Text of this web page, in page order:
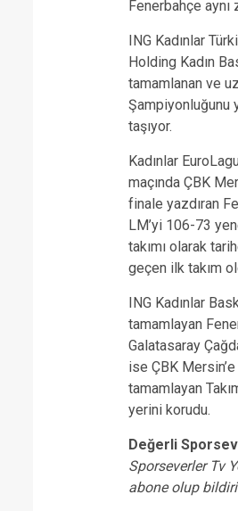
Fenerbahçe aynı
ING Kadınlar
Holding Kadın
tamamlanan ve
Şampiyonluğunu
taşıyor.
Kadınlar
maçında ÇBK
finale yazdıran
LM’yi 106-73
takımı olarak
geçen ilk takım
ING Kadınlar
tamamlayan
Galatasaray
ise ÇBK
tamamlayan
yerini korudu.
Değerli
Sporseverler Tv
abone olup